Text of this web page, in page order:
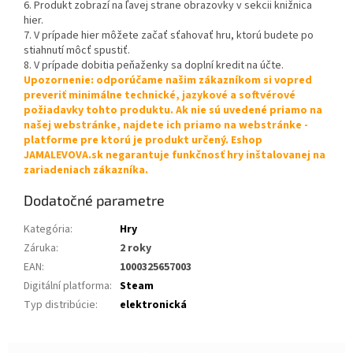
6. Produkt zobrazí na ľavej strane obrazovky v sekcii knižnica
hier.
7. V prípade hier môžete začať sťahovať hru, ktorú budete po
stiahnutí môcť spustiť.
8. V prípade dobitia peňaženky sa doplní kredit na účte.
Upozornenie: odporúčame našim zákazníkom si vopred
preveriť minimálne technické, jazykové a softvérové
požiadavky tohto produktu. Ak nie sú uvedené priamo na
našej webstránke, najdete ich priamo na webstránke -
platforme pre ktorú je produkt určený. Eshop
JAMALEVOVA.sk negarantuje funkčnosť hry inštalovanej na
zariadeniach zákazníka.
Dodatočné parametre
Kategória:
Hry
Záruka:
2 roky
EAN:
1000325657003
Digitální platforma: Steam
Typ distribúcie: elektronická